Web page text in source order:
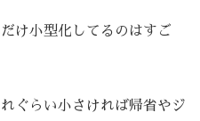
け小型化してるのはすご
ぐらい小さければ帰省やジ